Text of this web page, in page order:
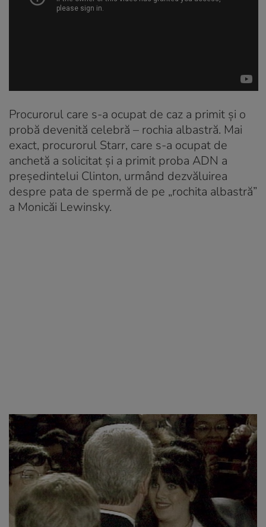
Procurorul care s-a ocupat de caz a primit și o
probă devenită celebră – rochia albastră. Mai
exact, procurorul Starr, care s-a ocupat de
anchetă a solicitat și a primit proba ADN a
președintelui Clinton, urmând dezvăluirea
despre pata de spermă de pe „rochita albastră”
a Monicăi Lewinsky.